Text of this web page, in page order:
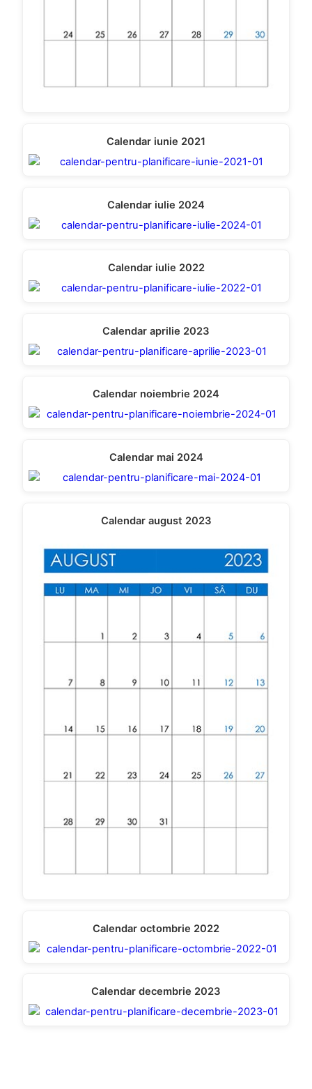
Calendar iunie 2021
Calendar iulie 2024
Calendar iulie 2022
Calendar aprilie 2023
Calendar noiembrie 2024
Calendar mai 2024
Calendar august 2023
Calendar octombrie 2022
Calendar decembrie 2023